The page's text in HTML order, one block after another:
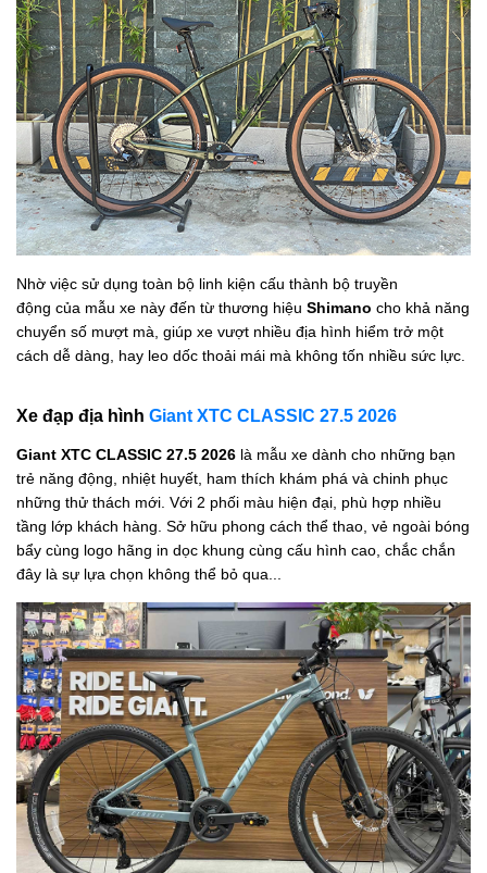
Nhờ việc sử dụng toàn bộ linh kiện cấu thành bộ truyền
động của mẫu xe này đến từ thương hiệu Shimano cho khả năng
chuyển số mượt mà, giúp xe vượt nhiều địa hình hiểm trở một
cách dễ dàng, hay leo dốc thoải mái mà không tốn nhiều sức lực.
Xe đạp địa hình Giant XTC CLASSIC 27.5 2026
Giant XTC CLASSIC 27.5 2026 là mẫu xe dành cho những bạn
trẻ năng động, nhiệt huyết, ham thích khám phá và chinh phục
những thử thách mới. Với 2 phối màu hiện đại, phù hợp nhiều
tầng lớp khách hàng. Sở hữu phong cách thể thao, vẻ ngoài bóng
bẩy cùng logo hãng in dọc khung cùng cấu hình cao, chắc chắn
đây là sự lựa chọn không thể bỏ qua...